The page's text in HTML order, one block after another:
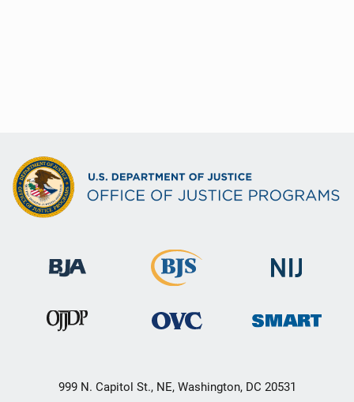
999 N. Capitol St., NE, Washington, DC 20531